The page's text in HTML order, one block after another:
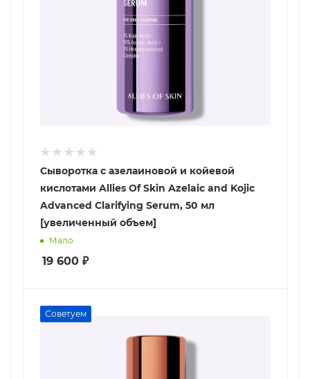
Сыворотка с азелаиновой и койевой
кислотами Allies Of Skin Azelaic and Kojic
Advanced Clarifying Serum, 50 мл
[увеличенный объем]
Мало
19 600 ₽
Советуем